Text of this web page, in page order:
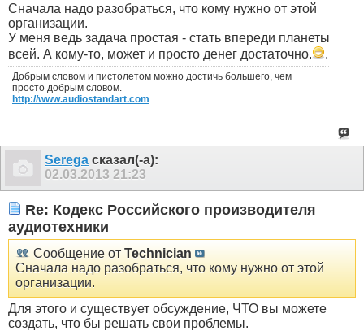
Сначала надо разобраться, что кому нужно от этой
организации.
У меня ведь задача простая - стать впереди планеты
всей. А кому-то, может и просто денег достаточно.
.
Добрым словом и пистолетом можно достичь большего, чем
просто добрым словом.
http://www.audiostandart.com
Serega сказал(-а):
02.03.2013 21:23
Re: Кодекс Российского производителя
аудиотехники
Сообщение от Technician
Сначала надо разобраться, что кому нужно от этой
организации.
Для этого и существует обсуждение, ЧТО вы можете
создать, что бы решать свои проблемы.